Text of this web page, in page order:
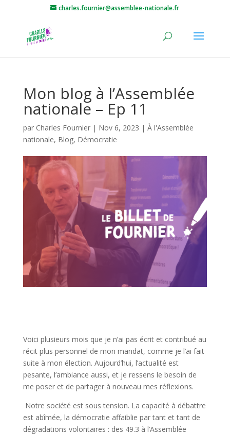
charles.fournier@assemblee-nationale.fr
Mon blog à l’Assemblée
nationale – Ep 11
par Charles Fournier| Nov 6, 2023 | À l'Assemblée
nationale, Blog, Démocratie
Voici plusieurs mois que je n’ai pas écrit et contribué au
récit plus personnel de mon mandat, comme je l’ai fait
suite à mon élection. Aujourd’hui, l’actualité est
pesante, l’ambiance aussi, et je ressens le besoin de
me poser et de partager à nouveau mes réflexions.
Notre société est sous tension. La capacité à débattre
est abîmée, la démocratie affaiblie par tant et tant de
dégradations volontaires : des 49.3 à l’Assemblée